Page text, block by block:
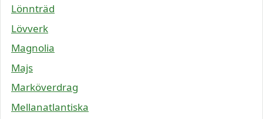
Lönnträd
Lövverk
Magnolia
Majs
Marköverdrag
Mellanatlantiska